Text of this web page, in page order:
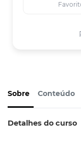
Sobre Conteúdo
Detalhes do curso